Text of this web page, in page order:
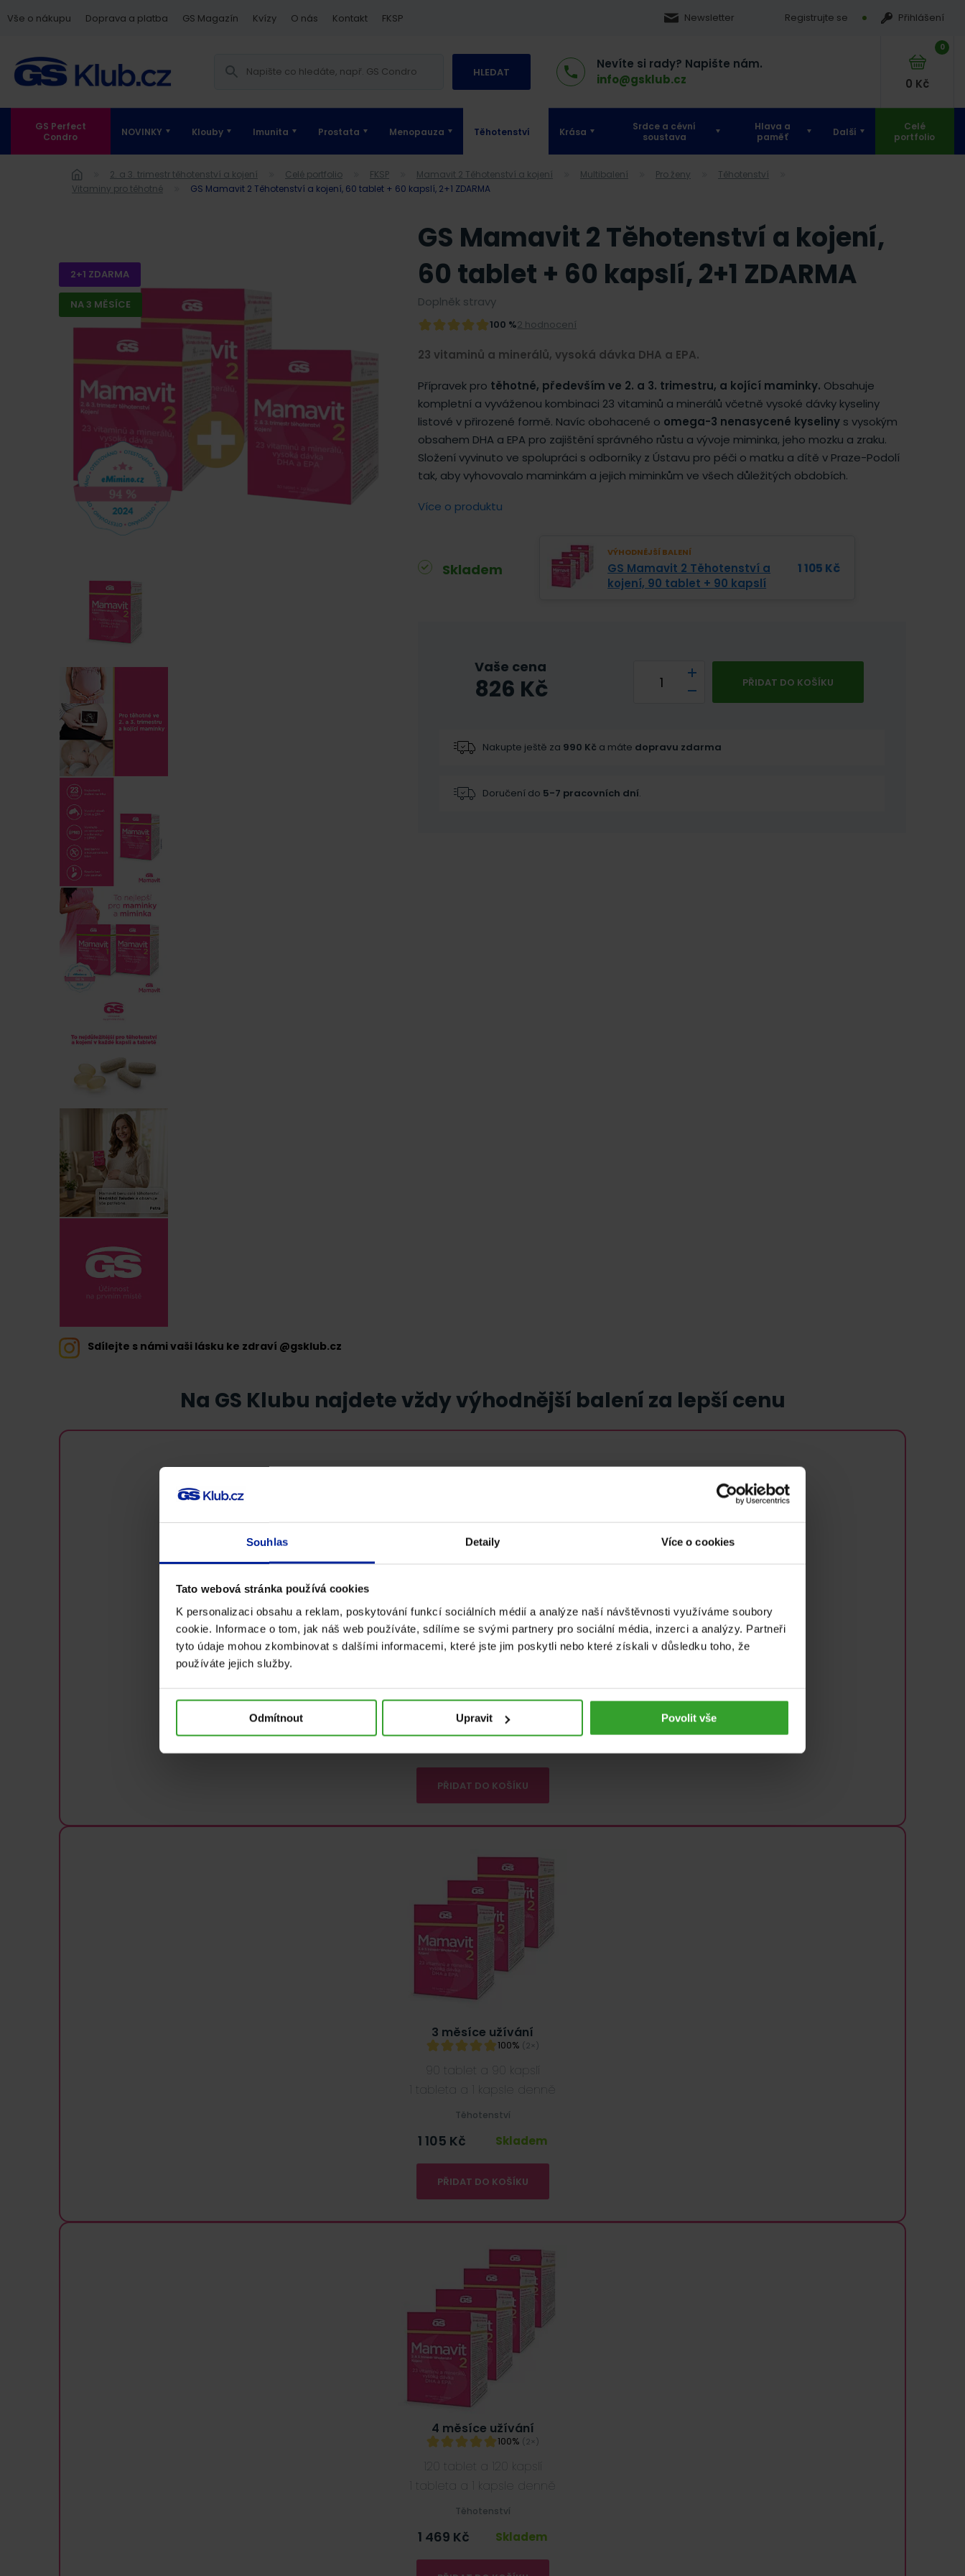
Souhlas Detaily Více o cookies
Tato webová stránka používá cookies
K personalizaci obsahu a reklam, poskytování funkcí sociálních médií a analýze naší návštěvnosti využíváme soubory
cookie. Informace o tom, jak náš web používáte, sdílíme se svými partnery pro sociální média, inzerci a analýzy. Partneři
tyto údaje mohou zkombinovat s dalšími informacemi, které jste jim poskytli nebo které získali v důsledku toho, že
používáte jejich služby.
Odmítnout Upravit Povolit vše
Vše o nákupu Doprava a platba GS Magazín Kvízy O nás Kontakt FKSP Newsletter Registrujte se Přihlášení
HLEDAT
Nevíte si rady? Napište nám.
info@gsklub.cz
0
0 Kč
GS Perfect
Condro
NOVINKY Klouby Imunita Prostata Menopauza Těhotenství Krása
Srdce a cévní
soustava
Hlava a
paměť
Další
Celé
portfolio
2. a 3. trimestr těhotenství a kojení Celé portfolio FKSP Mamavit 2 Těhotenství a kojení Multibalení Pro ženy
Těhotenství
Vitaminy pro těhotné
GS Mamavit 2 Těhotenství a kojení, 60 tablet + 60 kapslí, 2+1 ZDARMA
Sdílejte s námi vaši lásku ke zdraví @gsklub.cz
2+1 ZDARMA
NA 3 MĚSÍCE
GS Mamavit 2 Těhotenství a kojení,
60 tablet + 60 kapslí, 2+1 ZDARMA
Doplněk stravy
100 %2 hodnocení
23 vitaminů a minerálů, vysoká dávka DHA a EPA.
Přípravek pro těhotné, především ve 2. a 3. trimestru, a kojící maminky. Obsahuje
kompletní a vyváženou kombinaci 23 vitaminů a minerálů včetně vysoké dávky kyseliny
listové v přirozené formě. Navíc obohacené o omega-3 nenasycené kyseliny s vysokým
obsahem DHA a EPA pro zajištění správného růstu a vývoje miminka, jeho mozku a zraku.
Složení vyvinuto ve spolupráci s odborníky z Ústavu pro péči o matku a dítě v Praze-Podolí
tak, aby vyhovovalo maminkám a jejich miminkům ve všech důležitých obdobích.
Více o produktu
Skladem
VÝHODNĚJŠÍ BALENÍ
GS Mamavit 2 Těhotenství a
kojení, 90 tablet + 90 kapslí
1 105 Kč
Vaše cena
826 Kč PŘIDAT DO KOŠÍKU
Nakupte ještě za 990 Kč a máte dopravu zdarma
Doručení do 5-7 pracovních dní.
Na GS Klubu najdete vždy výhodnější balení za lepší cenu
2 měsíce užívání
100%(2×)
1 tableta a 1 kapsle denně
Těhotenství
PŘIDAT DO KOŠÍKU
3 měsíce užívání
100% (2×)
90 tablet a 90 kapslí
1 tableta a 1 kapsle denně
Těhotenství
1 105 Kč Skladem
PŘIDAT DO KOŠÍKU
4 měsíce užívání
100% (2×)
120 tablet a 120 kapslí
1 tableta a 1 kapsle denně
Těhotenství
1 469 Kč Skladem